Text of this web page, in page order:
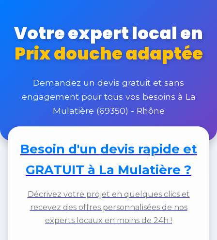
Votre expert local en
Prix douche adaptée
Demandez un devis gratuit et sans
engagement pour tous vos besoins à La
Mulatière (69350) - Rhône
Besoin d'un devis rapide et
GRATUIT à La Mulatière ?
Décrivez votre projet en quelques clics et
recevez des offres personnalisées de nos
experts locaux en moins de 24h !